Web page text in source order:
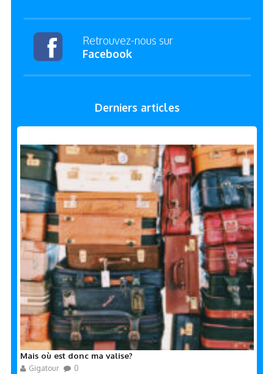
Retrouvez-nous sur
Facebook
Derniers articles
Mais où est donc ma valise?
Gigatour 0